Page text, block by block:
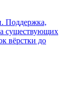
Поддержка,
существующих
вёрстки до